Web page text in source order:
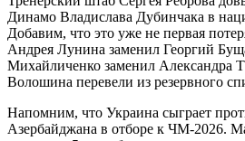
Динамо Владислава Дубинчака в
Добавим, что это уже не первая
Андрея Лунина заменил Георгий
Михайличенко заменил Александра
Волошина перевели из резервного
Напомним, что Украина сыграет
Азербайджана в отборе к ЧМ-2026.